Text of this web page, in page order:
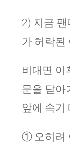
2) 지금
가 허락된
비대면 이
문을 닫아
앞에 속기
① 오히려